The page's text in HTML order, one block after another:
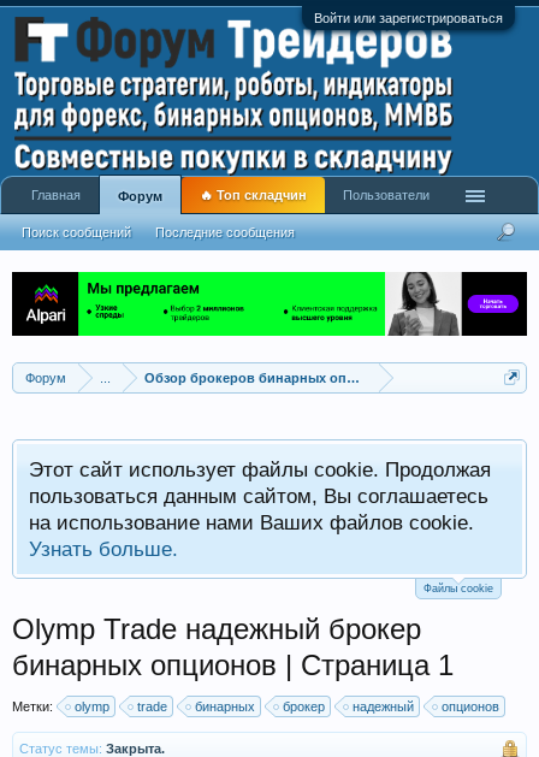
Войти или зарегистрироваться
Форум Обзор брокеров бинарных опционов
Этот сайт использует файлы cookie. Продолжая
пользоваться данным сайтом, Вы соглашаетесь
на использование нами Ваших файлов cookie.
Узнать больше.
Файлы cookie
Olymp Trade надежный брокер
бинарных опционов | Страница 1
Метки: olymp trade бинарных брокер надежный опционов
Статус темы: Закрыта.
Главная Форум
Поиск сообщений Последние сообщения
🔥 Топ складчин Пользователи